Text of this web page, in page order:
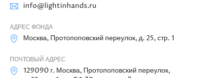
info@lightinhands.ru
АДРЕС ФОНДА
Москва, Протопоповский переулок, д. 25, стр. 1
ПОЧТОВЫЙ АДРЕС
129090 г. Москва, Протопоповский переулок,